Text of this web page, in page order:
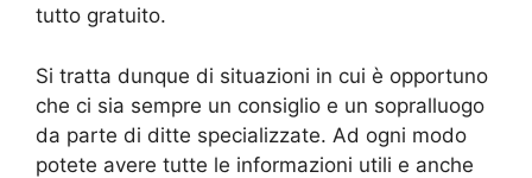
tutto gratuito.
Si tratta dunque di situazioni in cui è opportuno
che ci sia sempre un consiglio e un sopralluogo
da parte di ditte specializzate. Ad ogni modo
potete avere tutte le informazioni utili e anche